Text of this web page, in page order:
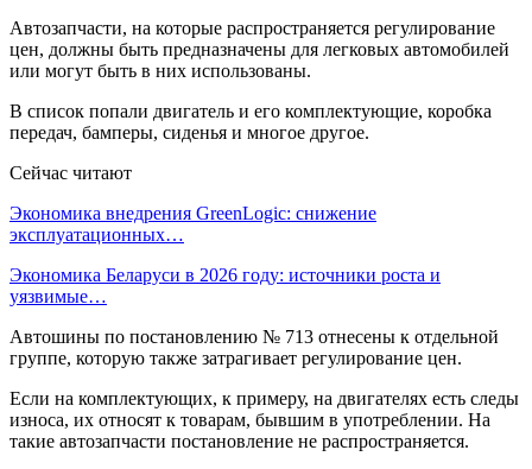
Автозапчасти, на которые распространяется регулирование
цен, должны быть предназначены для легковых автомобилей
или могут быть в них использованы.
В список попали двигатель и его комплектующие, коробка
передач, бамперы, сиденья и многое другое.
Сейчас читают
Экономика внедрения GreenLogic: снижение
эксплуатационных…
Экономика Беларуси в 2026 году: источники роста и
уязвимые…
Автошины по постановлению № 713 отнесены к отдельной
группе, которую также затрагивает регулирование цен.
Если на комплектующих, к примеру, на двигателях есть следы
износа, их относят к товарам, бывшим в употреблении. На
такие автозапчасти постановление не распространяется.